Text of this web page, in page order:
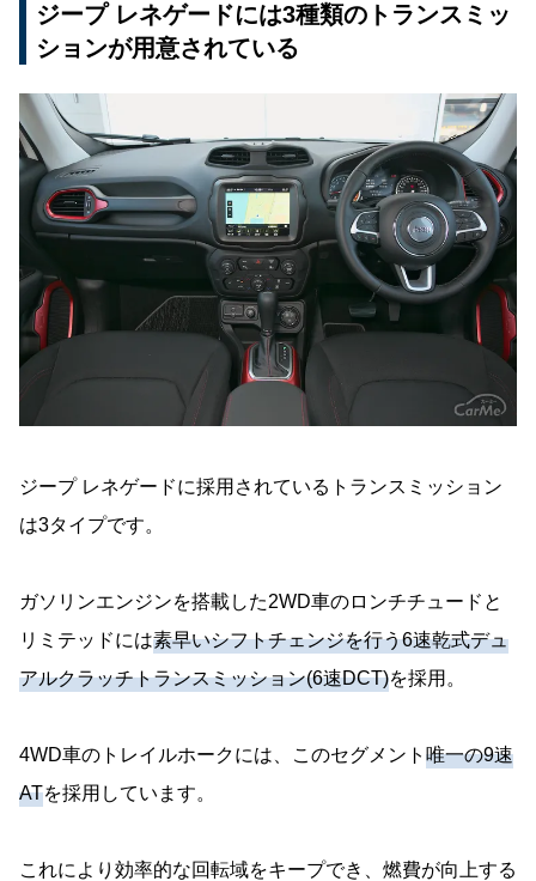
ジープ レネゲードには3種類のトランスミッ
ションが用意されている
ジープ レネゲードに採用されているトランスミッション
は3タイプです。
ガソリンエンジンを搭載した2WD車のロンチチュードと
リミテッドには素早いシフトチェンジを行う6速乾式デュ
アルクラッチトランスミッション(6速DCT)を採用。
4WD車のトレイルホークには、このセグメント 唯一の9速
ATを採用しています。
これにより効率的な回転域をキープでき、燃費が向上する